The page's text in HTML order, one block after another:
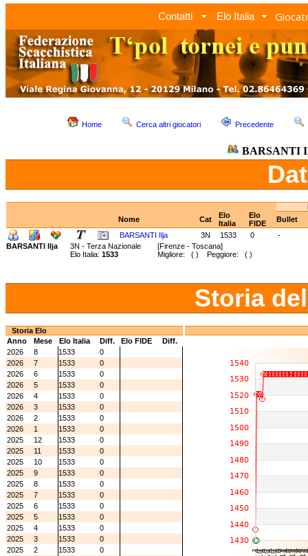
Contatti Elo Italia
Home Cerca altri giocatori Precedente
BARSANTI
Nome
Cat
Elo
Italia
Elo
FIDE
Bullet
BARSANTI Ilja
3N 1533 0
-
BARSANTI Ilja
3N - Terza Nazionale [Firenze - Toscana]
Elo Italia: 1533 Migliore: ( ) Peggiore: ( )
Storia
Storia Elo
Anno
Mese Elo Italia Diff. Elo FIDE
Diff.
2026
8 1533
0
2026
7 1533
0
2026
6 1533
0
2026
5 1533
0
2026
4 1533
0
2026
3 1533
0
2026
2 1533
0
2026
1 1533
0
2025
12 1533
0
2025
11 1533
0
2025
10 1533
0
2025
9 1533
0
2025
8 1533
0
2025
7 1533
0
2025
6 1533
0
2025
5 1533
0
2025
4 1533
0
2025
3 1533
0
2025
2 1533
0